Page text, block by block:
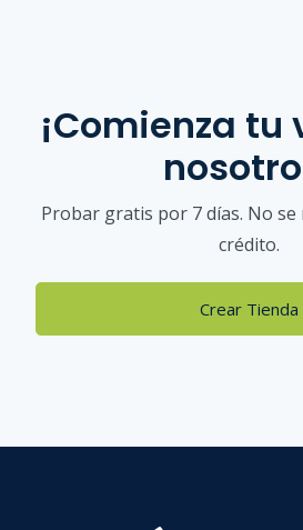
¡Comienza tu
Probar gratis por 7 días. No
crédito.
Crear Tienda